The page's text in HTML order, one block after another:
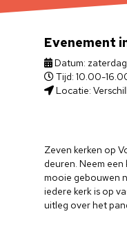
Zeven kerken op
deuren. Neem
mooie gebouwen
iedere kerk is op
uitleg over het
Evenement
Datum:
Tijd: 10.00-
Locatie: